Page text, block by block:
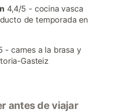
4,4/5 - cocina vasca
de temporada en
- carnes a la brasa y
Gasteiz
antes de viajar